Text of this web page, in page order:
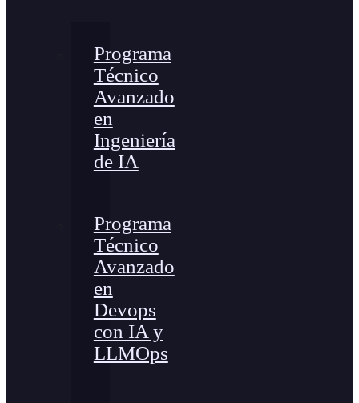
Programa
Técnico
Avanzado
en
Ingeniería
de IA
Programa
Técnico
Avanzado
en
Devops
con IA y
LLMOps